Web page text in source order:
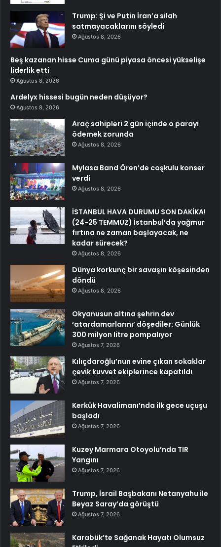
Trump: Şi ve Putin İran’a silah
satmayacaklarını söyledi
Ağustos 8, 2026
Beş kazanan hisse Cuma günü piyasa öncesi yükselişe
liderlik etti
Ağustos 8, 2026
Ardelyx hissesi bugün neden düşüyor?
Ağustos 8, 2026
Araç sahipleri 2 gün içinde o parayı
ödemek zorunda
Ağustos 8, 2026
Mylasa Band Ören’de coşkulu konser
verdi
Ağustos 8, 2026
İSTANBUL HAVA DURUMU SON DAKİKA!
(24-25 TEMMUZ) İstanbul’da yağmur
fırtına ne zaman başlayacak, ne
kadar sürecek?
Ağustos 8, 2026
Dünya korkunç bir savaşın köşesinden
döndü
Ağustos 8, 2026
Okyanusun altına şehrin dev
‘atardamarlarını’ döşediler: Günlük
300 milyon litre pompalıyor
Ağustos 7, 2026
Kılıçdaroğlu’nun evine çıkan sokaklar
çevik kuvvet ekiplerince kapatıldı
Ağustos 7, 2026
Kerkük Havalimanı’nda ilk gece uçuşu
başladı
Ağustos 7, 2026
Kuzey Marmara Otoyolu’nda TIR
Yangını
Ağustos 7, 2026
Trump, İsrail Başbakanı Netanyahu ile
Beyaz Saray’da görüştü
Ağustos 7, 2026
Karabük’te Sağanak Hayatı Olumsuz